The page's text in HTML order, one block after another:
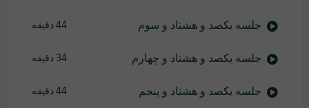
جلسه یکصد و هشتاد و سوم 44 دقیقه
جلسه یکصد و هشتاد و چهارم 34 دقیقه
جلسه یکصد و هشتاد و پنجم 44 دقیقه